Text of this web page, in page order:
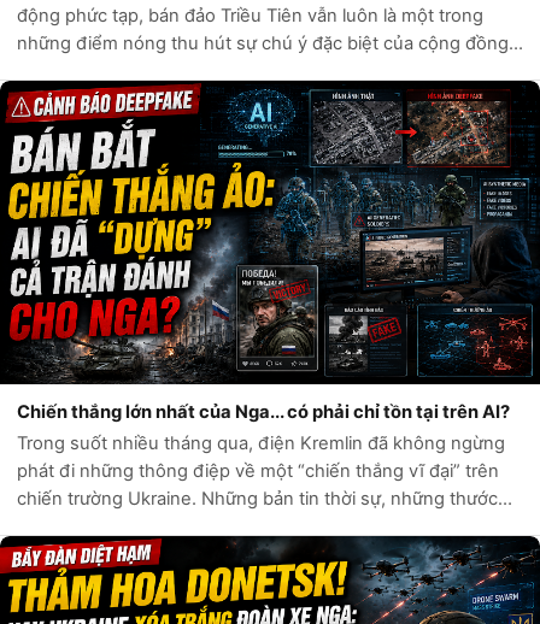
động phức tạp, bán đảo Triều Tiên vẫn luôn là một trong
những điểm nóng thu hút sự chú ý đặc biệt của cộng đồng
các mối đe dọa t...
Chiến thắng lớn nhất của Nga... có phải chỉ tồn tại trên AI?
Trong suốt nhiều tháng qua, điện Kremlin đã không ngừng
phát đi những thông điệp về một “chiến thắng vĩ đại” trên
chiến trường Ukraine. Những bản tin thời sự, những thước
ngợi sức mạnh quân...